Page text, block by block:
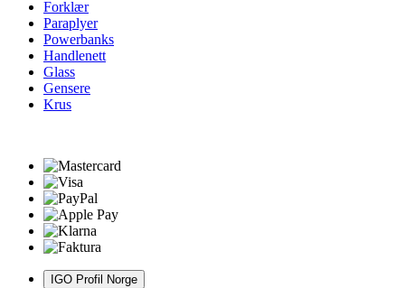
Forklær
Paraplyer
Powerbanks
Handlenett
Glass
Gensere
Krus
IGO Profil Norge